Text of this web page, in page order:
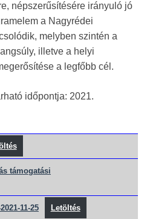
népszerűsítésére irányuló jó
a Nagyrédei
melyben szintén a
illetve a helyi
a legfőbb cél.
időpontja: 2021.
támogatási
11-25 Letöltés